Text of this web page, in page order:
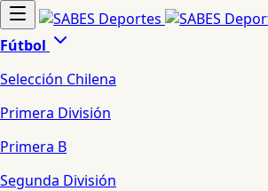
Fútbol
Selección Chilena
Primera División
Primera B
Segunda División